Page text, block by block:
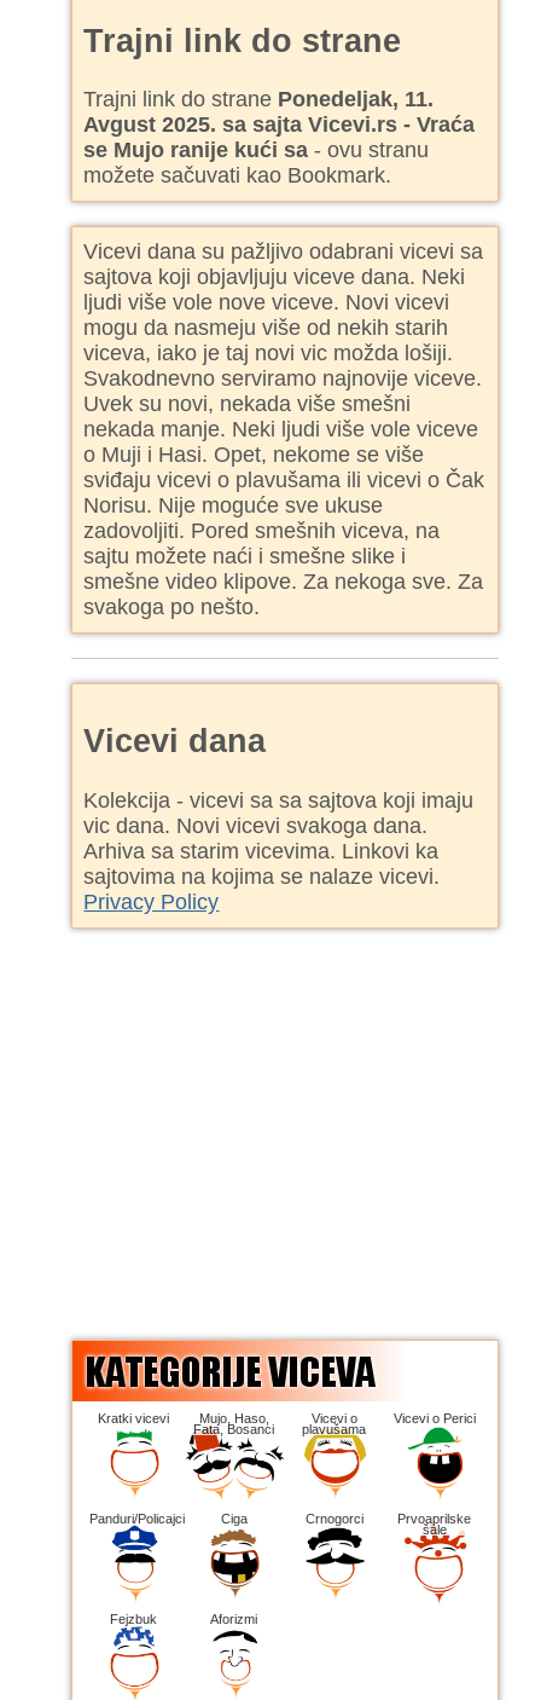
Trajni link do strane
Trajni link do strane Ponedeljak, 11.
Avgust 2025. sa sajta Vicevi.rs - Vraća
se Mujo ranije kući sa - ovu stranu
možete sačuvati kao Bookmark.
Vicevi dana su pažljivo odabrani vicevi sa
sajtova koji objavljuju viceve dana. Neki
ljudi više vole nove viceve. Novi vicevi
mogu da nasmeju više od nekih starih
viceva, iako je taj novi vic možda lošiji.
Svakodnevno serviramo najnovije viceve.
Uvek su novi, nekada više smešni
nekada manje. Neki ljudi više vole viceve
o Muji i Hasi. Opet, nekome se više
sviđaju vicevi o plavušama ili vicevi o Čak
Norisu. Nije moguće sve ukuse
zadovoljiti. Pored smešnih viceva, na
sajtu možete naći i smešne slike i
smešne video klipove. Za nekoga sve. Za
svakoga po nešto.
Vicevi dana
Kolekcija - vicevi sa sa sajtova koji imaju
vic dana. Novi vicevi svakoga dana.
Arhiva sa starim vicevima. Linkovi ka
sajtovima na kojima se nalaze vicevi.
Privacy Policy
Kratki vicevi Mujo, Haso,
Fata, Bosanci
Vicevi o
plavušama
Vicevi o Perici
Panduri/Policajci Ciga Crnogorci Prvoaprilske
šale
Fejzbuk Aforizmi